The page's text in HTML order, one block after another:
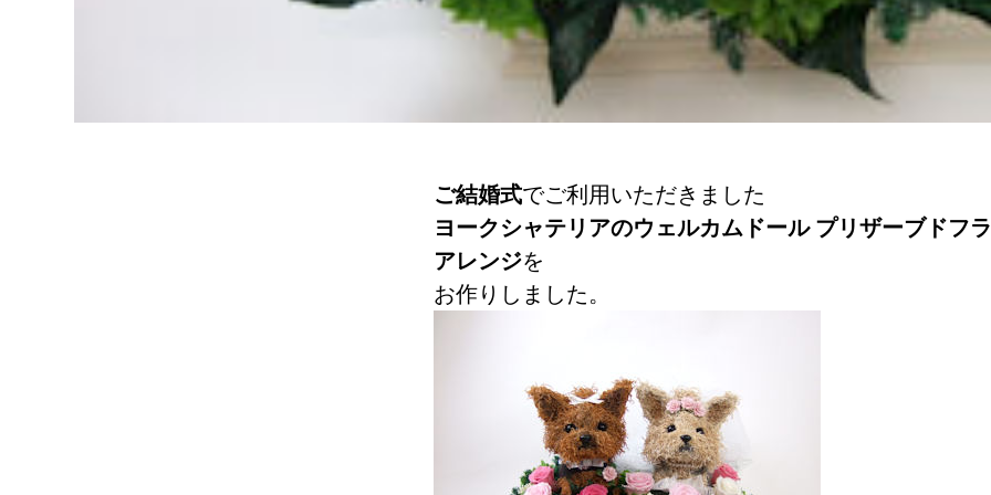
ご結婚式でご利用いただきました
ヨークシャテリアのウェルカムドール プリザーブドフ
アレンジを
お作りしました。